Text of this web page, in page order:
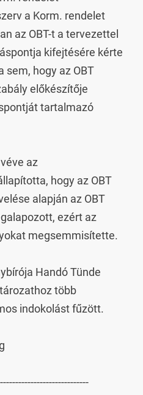
a Korm. rendelet
az OBT-t a tervezettel
kifejtésére kérte
sem, hogy az OBT
előkészítője
tartalmazó
az
hogy az OBT
alapján az OBT
ezért az
megsemmisítette.
Handó Tünde
több
indokolást fűzött.